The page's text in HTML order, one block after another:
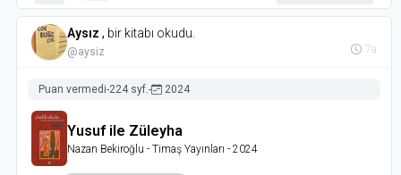
Aysız , bir kitabı okudu.
@aysiz 7a
Puan vermedi-224 syf.- 2024
Yusuf ile Züleyha
Nazan Bekiroğlu - Timaş Yayınları - 2024